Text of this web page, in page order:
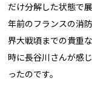
だけ分解した状態で
年前のフランスの消
界大戦頃までの貴重
時に長谷川さんが感
ったのです。